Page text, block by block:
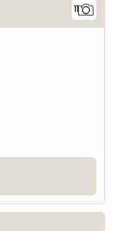
11